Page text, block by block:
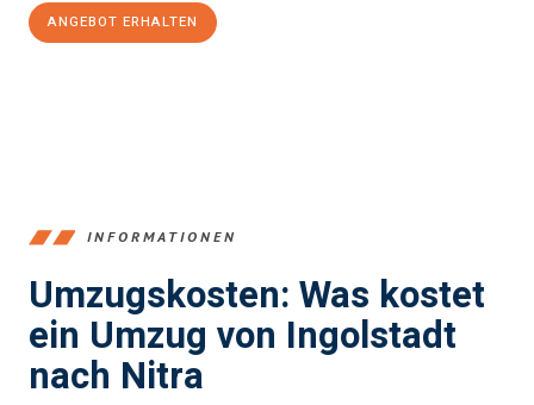
ANGEBOT ERHALTEN
INFORMATIONEN
Umzugskosten: Was kostet
ein Umzug von Ingolstadt
nach Nitra